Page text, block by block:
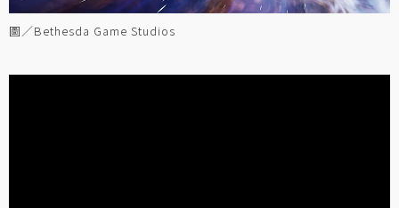
圖／Bethesda Game Studios